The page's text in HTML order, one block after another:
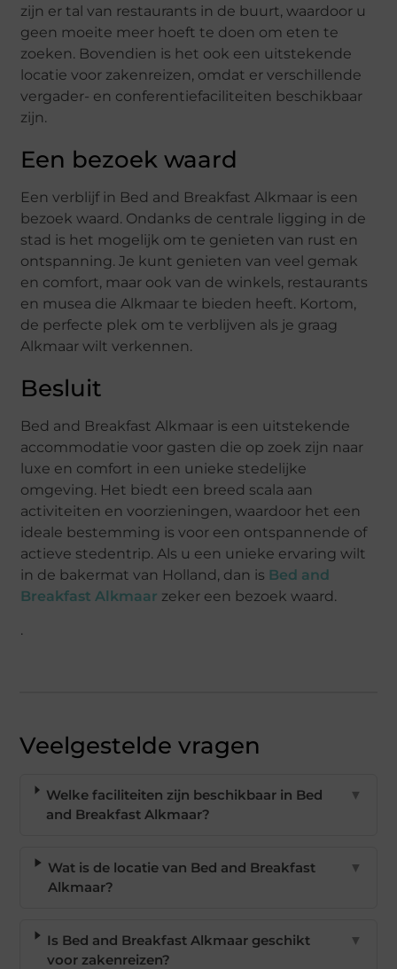
zijn er tal van restaurants in de buurt, waardoor u
geen moeite meer hoeft te doen om eten te
zoeken. Bovendien is het ook een uitstekende
locatie voor zakenreizen, omdat er verschillende
vergader- en conferentiefaciliteiten beschikbaar
zijn.
Een bezoek waard
Een verblijf in Bed and Breakfast Alkmaar is een
bezoek waard. Ondanks de centrale ligging in de
stad is het mogelijk om te genieten van rust en
ontspanning. Je kunt genieten van veel gemak
en comfort, maar ook van de winkels, restaurants
en musea die Alkmaar te bieden heeft. Kortom,
de perfecte plek om te verblijven als je graag
Alkmaar wilt verkennen.
Besluit
Bed and Breakfast Alkmaar is een uitstekende
accommodatie voor gasten die op zoek zijn naar
luxe en comfort in een unieke stedelijke
omgeving. Het biedt een breed scala aan
activiteiten en voorzieningen, waardoor het een
ideale bestemming is voor een ontspannende of
actieve stedentrip. Als u een unieke ervaring wilt
in de bakermat van Holland, dan is Bed and
Breakfast Alkmaar zeker een bezoek waard.
.
Veelgestelde vragen
Welke faciliteiten zijn beschikbaar in Bed
and Breakfast Alkmaar?
▼
Wat is de locatie van Bed and Breakfast
Alkmaar?
▼
Is Bed and Breakfast Alkmaar geschikt
voor zakenreizen?
▼